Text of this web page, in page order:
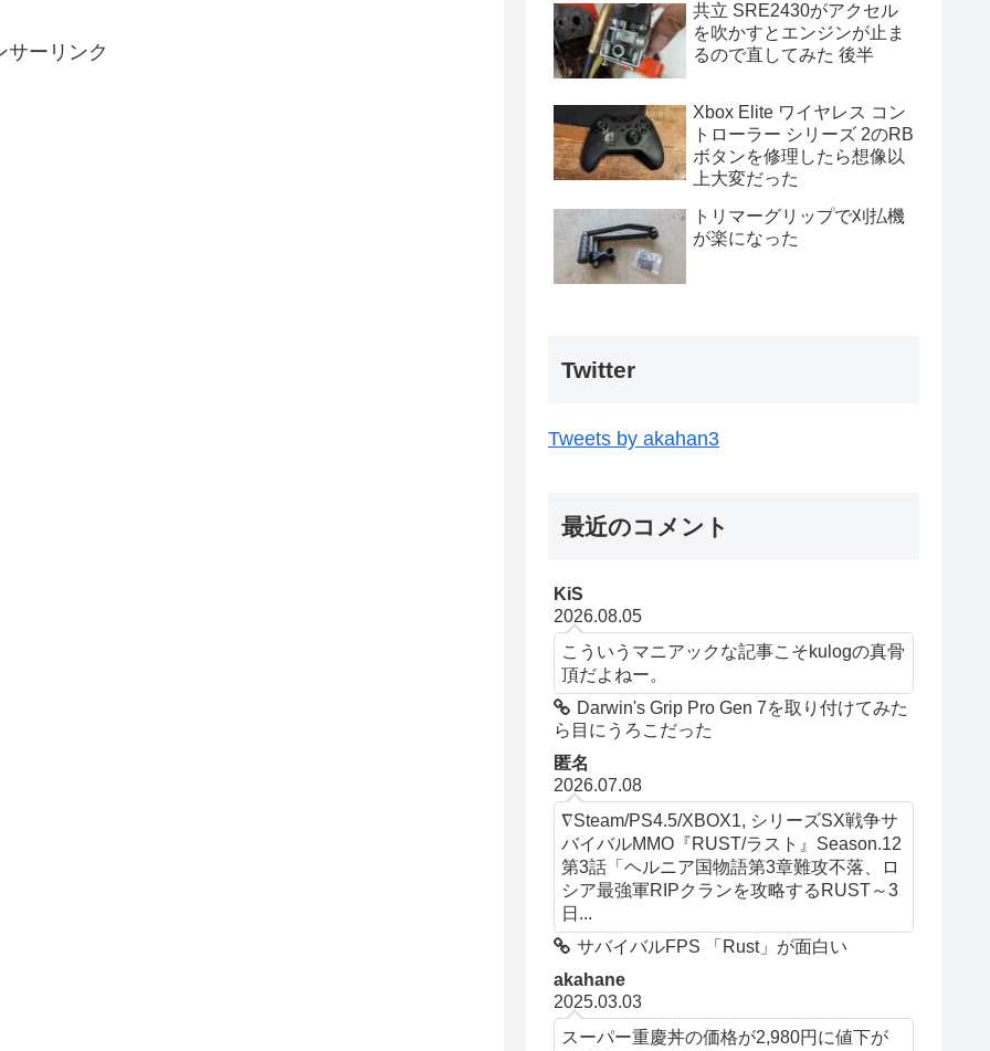
サーリンク
共立 SRE2430がアクセル
を吹かすとエンジンが止ま
るので直してみた 後半
Xbox Elite ワイヤレス コン
トローラー シリーズ 2のRB
ボタンを修理したら想像以
上大変だった
トリマーグリップで刈払機
が楽になった
Twitter
Tweets by akahan3
最近のコメント
KiS
2026.08.05
こういうマニアックな記事こそkulogの真骨
頂だよねー。
Darwin's Grip Pro Gen 7を取り付けてみた
ら目にうろこだった
匿名
2026.07.08
∇Steam/PS4.5/XBOX1, シリーズSX戦争サ
バイバルMMO『RUST/ラスト』Season.12
第3話「ヘルニア国物語第3章難攻不落、ロ
シア最強軍RIPクランを攻略するRUST～3
日...
サバイバルFPS 「Rust」が面白い
akahane
2025.03.03
スーパー重慶丼の価格が2,980円に値下が